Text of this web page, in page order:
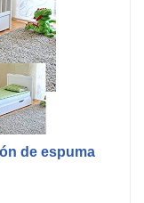
de espuma